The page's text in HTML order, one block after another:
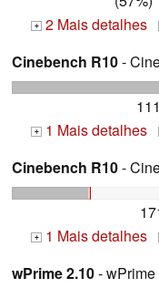
+ 2 Mais detalhes
Cinebench R10-
+ 1 Mais detalhes
Cinebench R10-
+ 1 Mais detalhes
wPrime 2.10-